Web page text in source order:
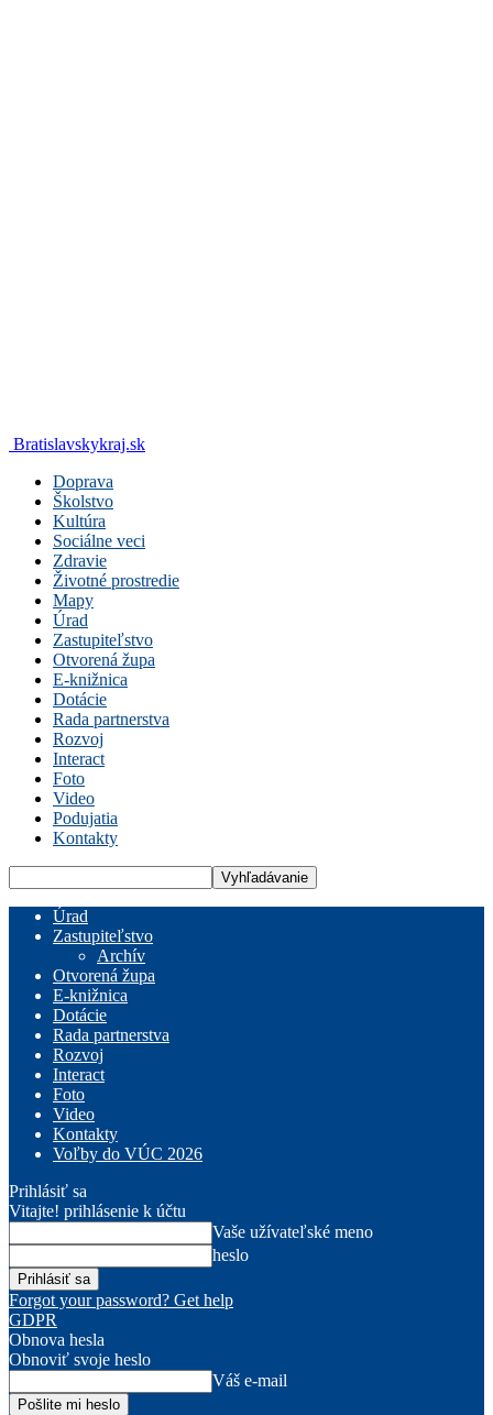
Bratislavskykraj.sk
Doprava
Školstvo
Kultúra
Sociálne veci
Zdravie
Životné prostredie
Mapy
Úrad
Zastupiteľstvo
Otvorená župa
E-knižnica
Dotácie
Rada partnerstva
Rozvoj
Interact
Foto
Video
Podujatia
Kontakty
Úrad
Zastupiteľstvo
Archív
Otvorená župa
E-knižnica
Dotácie
Rada partnerstva
Rozvoj
Interact
Foto
Video
Kontakty
Voľby do VÚC 2026
Prihlásiť sa
Vitajte! prihlásenie k účtu
Vaše užívateľské meno
heslo
Forgot your password? Get help
GDPR
Obnova hesla
Obnoviť svoje heslo
Váš e-mail